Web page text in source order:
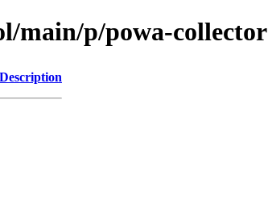
main/p/powa-collector
Description